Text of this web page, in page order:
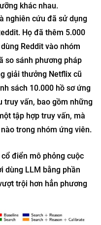
khác nhau.
nghiên cứu đã sử dụng
Họ đã thêm 5.000
Reddit vào nhóm
so sánh phương pháp
giải thưởng Netflix cũ
sách 10.000 hồ sơ ứng
truy vấn, bao gồm những
tập hợp truy vấn, mà
trong nhóm ứng viên.
điển mô phỏng cuộc
dùng LLM bằng phần
trội hơn hẳn phương